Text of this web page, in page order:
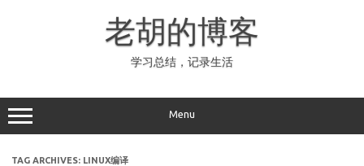
老胡的博客
学习总结，记录生活
Menu
TAG ARCHIVES: LINUX编译